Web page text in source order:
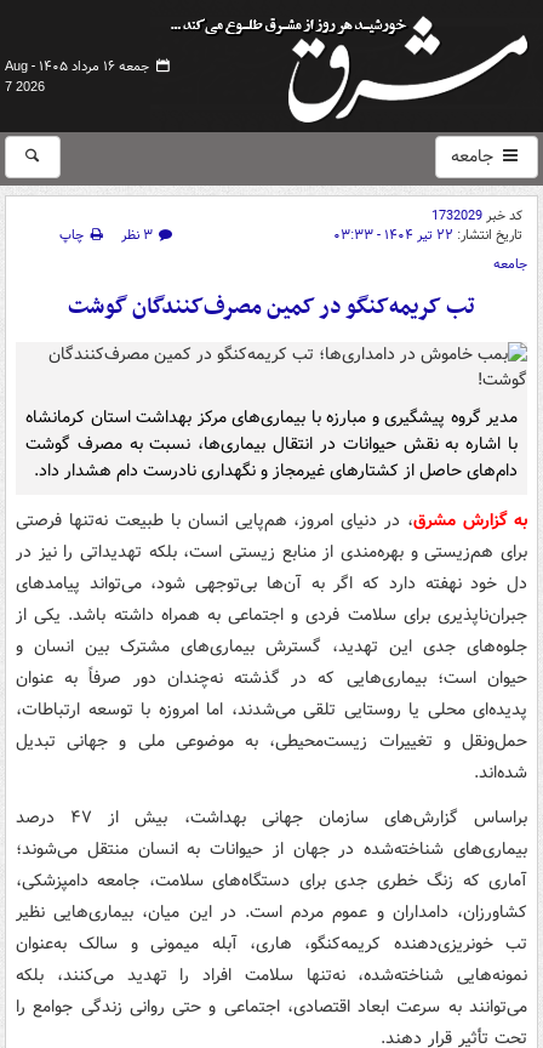
جمعه ۱۶ مرداد ۱۴۰۵ -
Aug
7 2026
جامعه
کد خبر1732029
تاریخ انتشار: ۲۲ تیر ۱۴۰۴ - ۰۳:۳۳ ۳ نظر
چاپ
جامعه
تب کریمه‌کنگو در کمین مصرف‌کنندگان گوشت
مدیر گروه پیشگیری و مبارزه با بیماری‌های مرکز بهداشت استان کرمانشاه
با اشاره به نقش حیوانات در انتقال بیماری‌ها، نسبت به مصرف گوشت
دام‌های حاصل از کشتارهای غیرمجاز و نگهداری نادرست دام هشدار داد.
به گزارش مشرق، در دنیای امروز، هم‌پایی انسان با طبیعت نه‌تنها فرصتی
برای هم‌زیستی و بهره‌مندی از منابع زیستی است، بلکه تهدیداتی را نیز در
دل خود نهفته دارد که اگر به آن‌ها بی‌توجهی شود، می‌تواند پیامدهای
جبران‌ناپذیری برای سلامت فردی و اجتماعی به همراه داشته باشد. یکی از
جلوه‌های جدی این تهدید، گسترش بیماری‌های مشترک بین انسان و
حیوان است؛ بیماری‌هایی که در گذشته نه‌چندان دور صرفاً به عنوان
پدیده‌ای محلی یا روستایی تلقی می‌شدند، اما امروزه با توسعه ارتباطات،
حمل‌ونقل و تغییرات زیست‌محیطی، به موضوعی ملی و جهانی تبدیل
شده‌اند.
براساس گزارش‌های سازمان جهانی بهداشت، بیش از ۴۷ درصد
بیماری‌های شناخته‌شده در جهان از حیوانات به انسان منتقل می‌شوند؛
آماری که زنگ خطری جدی برای دستگاه‌های سلامت، جامعه دامپزشکی،
کشاورزان، دامداران و عموم مردم است. در این میان، بیماری‌هایی نظیر
تب خونریزی‌دهنده کریمه‌کنگو، هاری، آبله میمونی و سالک به‌عنوان
نمونه‌هایی شناخته‌شده، نه‌تنها سلامت افراد را تهدید می‌کنند، بلکه
می‌توانند به سرعت ابعاد اقتصادی، اجتماعی و حتی روانی زندگی جوامع را
تحت تأثیر قرار دهند.